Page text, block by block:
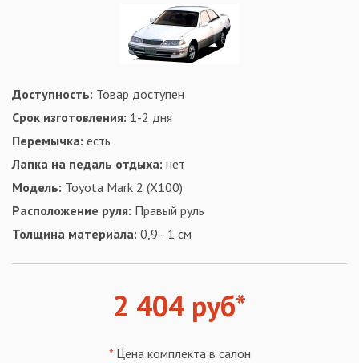
Доступность: Товар доступен
Срок изготовления: 1-2 дня
Перемычка: есть
Лапка на педаль отдыха: нет
Модель: Toyota Mark 2 (X100)
Расположение руля: Правый руль
Толщина материала: 0,9 - 1 см
2 404 руб*
*Цена комплекта в салон